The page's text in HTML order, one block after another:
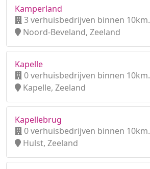
Kamperland
3 verhuisbedrijven binnen 10km.
Noord-Beveland, Zeeland
Kapelle
0 verhuisbedrijven binnen 10km.
Kapelle, Zeeland
Kapellebrug
0 verhuisbedrijven binnen 10km.
Hulst, Zeeland